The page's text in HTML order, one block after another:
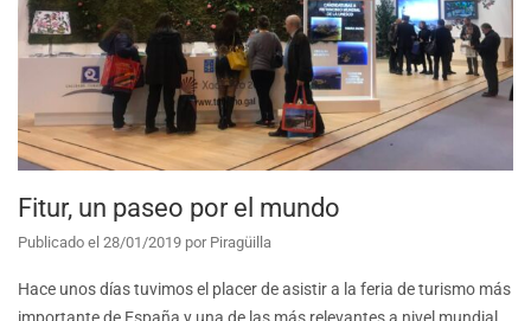
Fitur, un paseo por el mundo
Publicado el 28/01/2019 por Piragüilla
Hace unos días tuvimos el placer de asistir a la feria de turismo más